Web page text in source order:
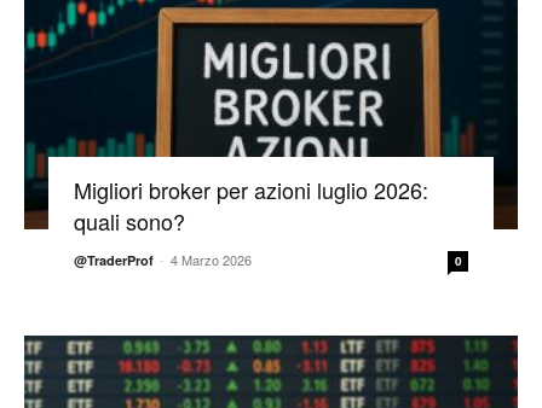
Migliori broker per azioni luglio 2026:
quali sono?
@TraderProf - 4 Marzo 2026 0